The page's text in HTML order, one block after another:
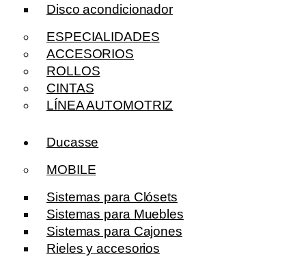
Disco acondicionador
ESPECIALIDADES
ACCESORIOS
ROLLOS
CINTAS
LÍNEA AUTOMOTRIZ
Ducasse
MOBILE
Sistemas para Clósets
Sistemas para Muebles
Sistemas para Cajones
Rieles y accesorios